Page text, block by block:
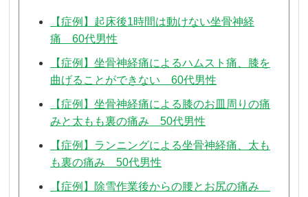
【症例】起床後1時間は動けない坐骨神経
痛 60代男性
【症例】坐骨神経痛によるハムスト痛、膝を
曲げることができない 60代男性
【症例】坐骨神経痛による膝のお皿周りの痛
みと太もも裏の痛み 50代男性
【症例】ランニングによる坐骨神経痛、太も
も裏の痛み 50代男性
【症例】除雪作業後からの腰とお尻の痛み